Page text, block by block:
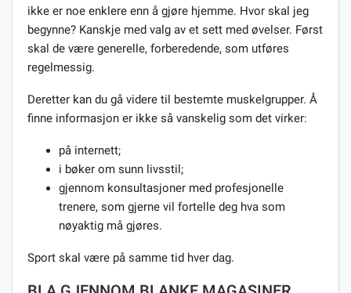
ikke er noe enklere enn å gjøre hjemme. Hvor skal jeg
begynne? Kanskje med valg av et sett med øvelser. Først
skal de være generelle, forberedende, som utføres
regelmessig.
Deretter kan du gå videre til bestemte muskelgrupper. Å
finne informasjon er ikke så vanskelig som det virker:
på internett;
i bøker om sunn livsstil;
gjennom konsultasjoner med profesjonelle
trenere, som gjerne vil fortelle deg hva som
nøyaktig må gjøres.
Sport skal være på samme tid hver dag.